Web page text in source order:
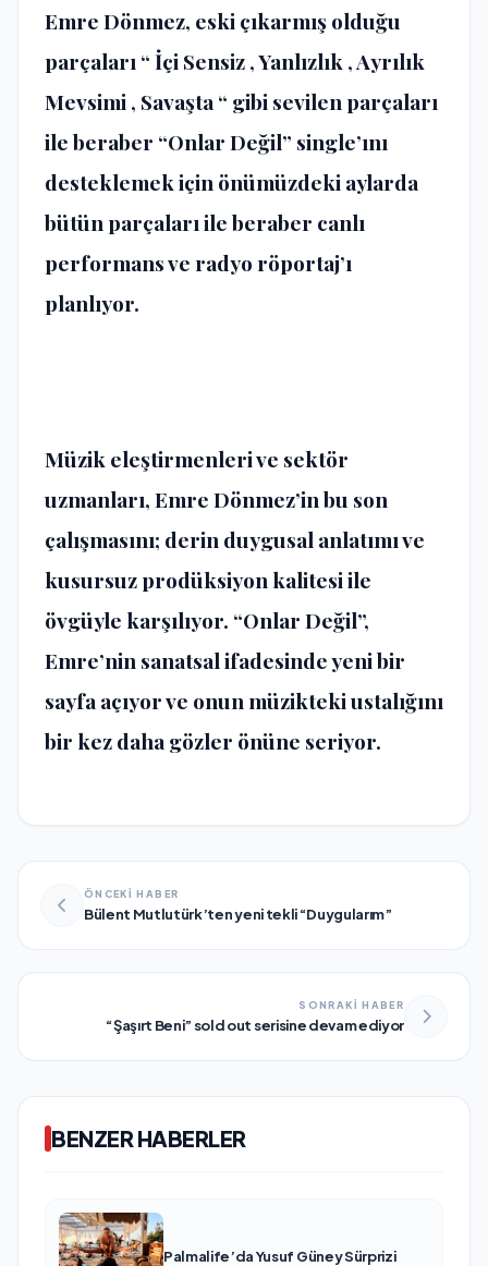
Emre Dönmez, eski çıkarmış olduğu
parçaları “ İçi Sensiz , Yanlızlık , Ayrılık
Mevsimi , Savaşta “ gibi sevilen parçaları
ile beraber “Onlar Değil” single’ını
desteklemek için önümüzdeki aylarda
bütün parçaları ile beraber canlı
performans ve radyo röportaj’ı
planlıyor.
Müzik eleştirmenleri ve sektör
uzmanları, Emre Dönmez’in bu son
çalışmasını; derin duygusal anlatımı ve
kusursuz prodüksiyon kalitesi ile
övgüyle karşılıyor. “Onlar Değil”,
Emre’nin sanatsal ifadesinde yeni bir
sayfa açıyor ve onun müzikteki ustalığını
bir kez daha gözler önüne seriyor.
ÖNCEKİ HABER
Bülent Mutlutürk’ten yeni tekli “Duygularım”
SONRAKİ HABER
“Şaşırt Beni” sold out serisine devam ediyor
BENZER HABERLER
Palmalife’da Yusuf Güney Sürprizi